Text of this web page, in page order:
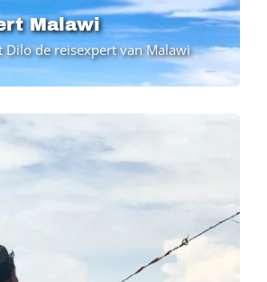
Malawi
Dilo de reisexpert van Malawi